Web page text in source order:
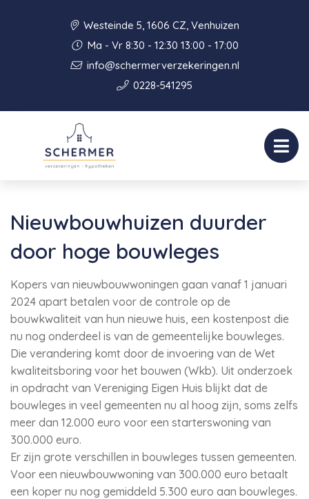
Westeinde 5, 1606 CZ, Venhuizen
Ma - Vr 8:30 - 12:30 13:00 - 17:00
info@schermerverzekeringen.nl
0228-541295
Nieuwbouwhuizen duurder
door hoge bouwleges
Kopers van nieuwbouwwoningen gaan vanaf 1 januari
2024 apart betalen voor de controle op de
bouwkwaliteit van hun nieuwe huis, een kostenpost die
nu nog onderdeel is van de gemeentelijke bouwleges.
Die verandering komt door de invoering van de Wet
kwaliteitsboring voor het bouwen (Wkb). Uit onderzoek
in opdracht van Vereniging Eigen Huis blijkt dat de
bouwleges in veel gemeenten nu al hoog zijn, soms zelfs
meer dan 12.000 euro voor een starterswoning van
300.000 euro.
Er zijn grote verschillen in bouwleges tussen gemeenten.
Voor een nieuwbouwwoning van 300.000 euro betaalt
een koper nu nog gemiddeld 5.300 euro aan bouwleges.